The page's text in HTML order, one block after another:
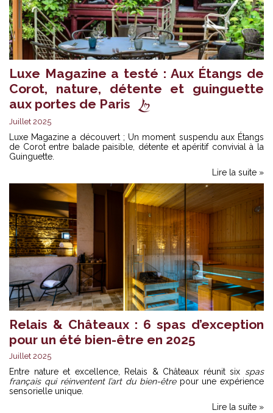
Luxe Magazine a testé : Aux Étangs de
Corot, nature, détente et guinguette
aux portes de Paris
Juillet 2025
Luxe Magazine a découvert ; Un moment suspendu aux Étangs
de Corot entre balade paisible, détente et apéritif convivial à la
Guinguette.
Lire la suite »
Relais & Châteaux : 6 spas d’exception
pour un été bien-être en 2025
Juillet 2025
Entre nature et excellence, Relais & Châteaux réunit six spas
français qui réinventent l’art du bien-êtrepour une expérience
sensorielle unique.
Lire la suite »